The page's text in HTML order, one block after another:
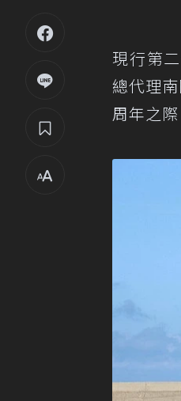
現行第
總代理
周年之